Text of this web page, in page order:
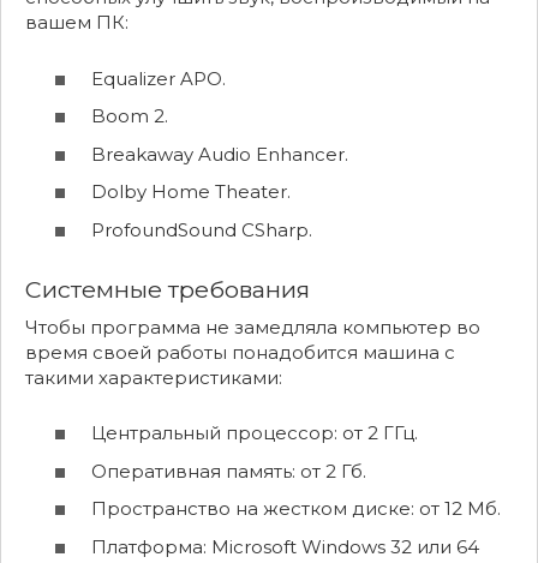
вашем ПК:
Equalizer APO.
Boom 2.
Breakaway Audio Enhancer.
Dolby Home Theater.
ProfoundSound CSharp.
Системные требования
Чтобы программа не замедляла компьютер во
время своей работы понадобится машина с
такими характеристиками:
Центральный процессор: от 2 ГГц.
Оперативная память: от 2 Гб.
Пространство на жестком диске: от 12 Мб.
Платформа: Microsoft Windows 32 или 64